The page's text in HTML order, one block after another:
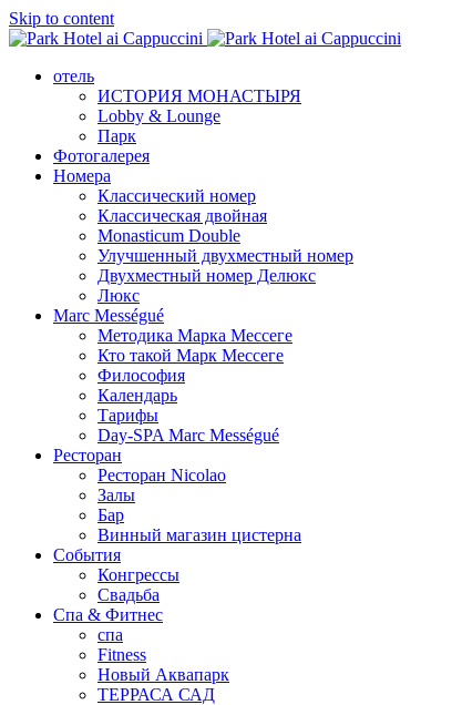
Skip to content
отель
ИСТОРИЯ МОНАСТЫРЯ
Lobby & Lounge
Парк
Фотогалерея
Номера
Классический номер
Классическая двойная
Monasticum Double
Улучшенный двухместный номер
Двухместный номер Делюкс
Люкс
Marc Mességué
Методика Марка Мессеге
Кто такой Марк Мессеге
Философия
Календарь
Тарифы
Day-SPA Marc Mességué
Ресторан
Ресторан Nicolao
Залы
Бар
Винный магазин цистерна
События
Конгрессы
Свадьба
Спа & Фитнес
спа
Fitness
Новый Аквапарк
ТЕРРАСА САД